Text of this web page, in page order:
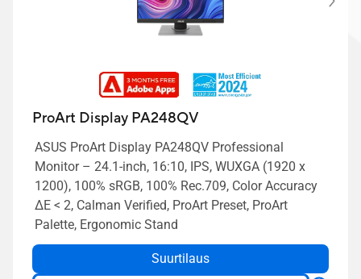
ProArt Display PA248QV
ASUS ProArt Display PA248QV Professional
Monitor – 24.1-inch, 16:10, IPS, WUXGA (1920 x
1200), 100% sRGB, 100% Rec.709, Color Accuracy
ΔE < 2, Calman Verified, ProArt Preset, ProArt
Palette, Ergonomic Stand
Suurtilaus